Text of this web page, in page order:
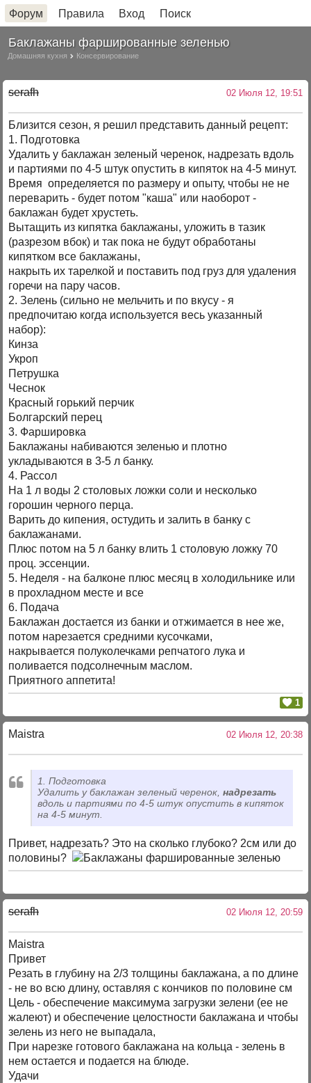
Форум Правила Вход Поиск
Баклажаны фаршированные зеленью
Домашняя кухня Консервирование
serafh 02 Июля 12, 19:51
Близится сезон, я решил представить данный рецепт:
1. Подготовка
Удалить у баклажан зеленый черенок, надрезать вдоль
и партиями по 4-5 штук опустить в кипяток на 4-5 минут.
Время определяется по размеру и опыту, чтобы не не
переварить - будет потом "каша" или наоборот -
баклажан будет хрустеть.
Вытащить из кипятка баклажаны, уложить в тазик
(разрезом вбок) и так пока не будут обработаны
кипятком все баклажаны,
накрыть их тарелкой и поставить под груз для удаления
горечи на пару часов.
2. Зелень (сильно не мельчить и по вкусу - я
предпочитаю когда используется весь указанный
набор):
Кинза
Укроп
Петрушка
Чеснок
Красный горький перчик
Болгарский перец
3. Фаршировка
Баклажаны набиваются зеленью и плотно
укладываются в 3-5 л банку.
4. Рассол
На 1 л воды 2 столовых ложки соли и несколько
горошин черного перца.
Варить до кипения, остудить и залить в банку с
баклажанами.
Плюс потом на 5 л банку влить 1 столовую ложку 70
проц. эссенции.
5. Неделя - на балконе плюс месяц в холодильнике или
в прохладном месте и все
6. Подача
Баклажан достается из банки и отжимается в нее же,
потом нарезается средними кусочками,
накрывается полуколечками репчатого лука и
поливается подсолнечным маслом.
Приятного аппетита!
1
Maistra 02 Июля 12, 20:38
1. Подготовка
Удалить у баклажан зеленый черенок,надрезать
вдоль и партиями по 4-5 штук опустить в кипяток
на 4-5 минут.
Привет, надрезать? Это на сколько глубоко? 2см или до
половины?
serafh 02 Июля 12, 20:59
Maistra
Привет
Резать в глубину на 2/3 толщины баклажана, а по длине
- не во всю длину, оставляя с кончиков по половине см
Цель - обеспечение максимума загрузки зелени (ее не
жалеют) и обеспечение целостности баклажана и чтобы
зелень из него не выпадала,
При нарезке готового баклажана на кольца - зелень в
нем остается и подается на блюде.
Удачи